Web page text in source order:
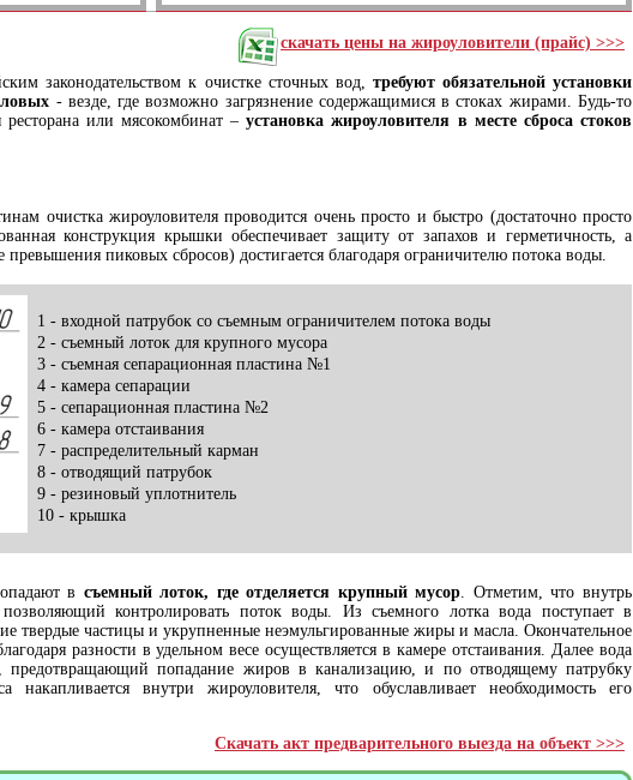
скачать цены на жироуловители (прайс) >>>
законодательством к очистке сточных вод, требуют обязательной установки
- везде, где возможно загрязнение содержащимися в стоках жирами. Будь-то
или мясокомбинат –установка жироуловителя в месте сброса стоков
очистка жироуловителя проводится очень просто и быстро (достаточно просто
конструкция крышки обеспечивает защиту от запахов и герметичность, а
пиковых сбросов) достигается благодаря ограничителю потока воды.
1 - входной патрубок со съемным ограничителем потока воды
2 - съемный лоток для крупного мусора
3 - съемная сепарационная пластина №1
4 - камера сепарации
5 - сепарационная пластина №2
6 - камера отстаивания
7 - распределительный карман
8 - отводящий патрубок
9 - резиновый уплотнитель
10 - крышка
в съемный лоток, где отделяется крупный мусор . Отметим, что внутрь
позволяющий контролировать поток воды. Из съемного лотка вода поступает в
твердые частицы и укрупненные неэмульгированные жиры и масла. Окончательное
разности в удельном весе осуществляется в камере отстаивания. Далее вода
предотвращающий попадание жиров в канализацию, и по отводящему патрубку
внутри жироуловителя, что обуславливает необходимость его
Скачать акт предварительного выезда на объект >>>